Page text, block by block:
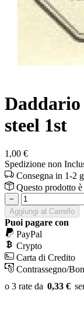
steel 1st
1,00 €
Spedizione non
Consegna in 1-2
Questo prodotto è
−
Aggiungi al Carrello
Puoi pagare con
PayPal
Crypto
Carta di Credito
Contrassegno/
0,33 €